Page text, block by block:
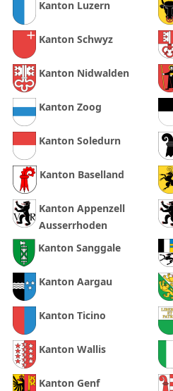
Kanton Luzern
Kanton Schwyz
Kanton Nidwalden
Kanton Zoog
Kanton Soledurn
Kanton Baselland
Kanton Appenzell
Ausserrhoden
Kanton Sanggale
Kanton Aargau
Kanton Ticino
Kanton Wallis
Kanton Genf